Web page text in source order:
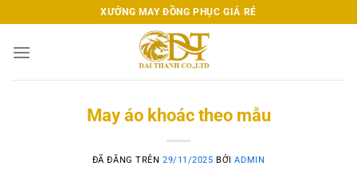
đến
nội
XƯỞNG MAY ĐỒNG PHỤC GIÁ RẺ
May áo khoác theo mẫu
ĐÃ ĐĂNG TRÊN29/11/2025 BỞIADMIN